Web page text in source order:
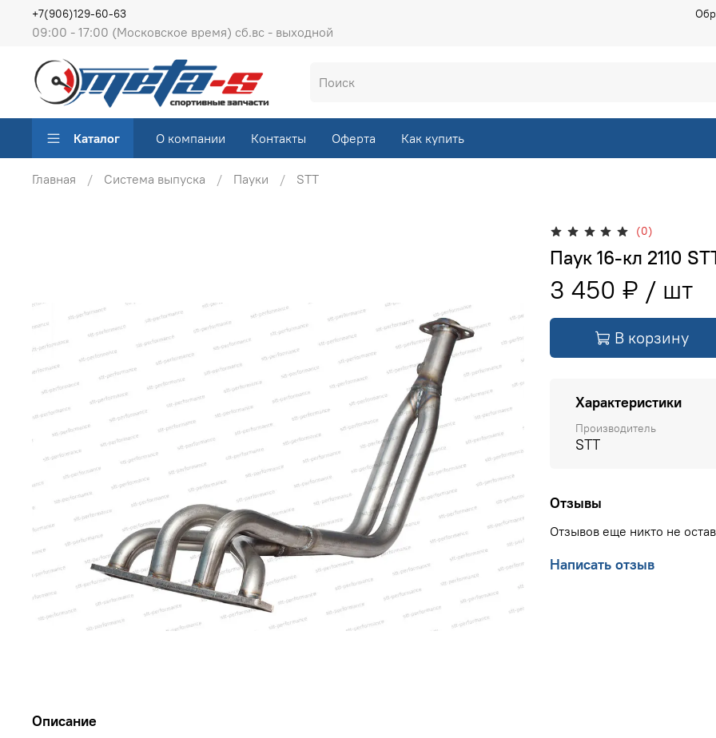
09:00 - 17:00 (Московское время) сб.вс - выходной
+7(906)129-60-63
Каталог О компании Контакты Оферта Как купить
Главная Система выпуска Пауки STT
(0)
Паук 16-кл 2110
3 450 ₽
В корзину
Характеристики
Производитель
STT
Отзывы
Отзывов еще никто не
Написать отзыв
Описание